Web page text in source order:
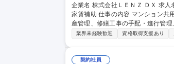
企業名 株式会社ＬＥＮＺ ＤＸ 求人名 【マンション管理フロント】自社マンション「ZOOM」/休日対応原則なし/
家賃補助 仕事の内容 マンション共用部の建物管理に関するフロント業務を担当いただきます。管理組合運営、資
産管理、修繕工事の手配・進行管
【業務内容】※休日対応は原則あ
見積取得、工事調整） ■オーナー
の資産価値向上に向けた維持管理・改善提案 募集職種 【マンション管理フロント】自社マ
業界未経験歓迎 資格取得支援あり
契約社員